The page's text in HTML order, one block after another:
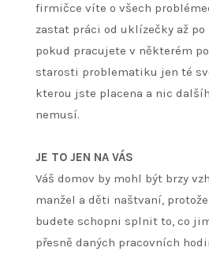
firmičce víte o všech
zastat práci od uklízečky až
pokud pracujete v některém
starosti problematiku jen té
kterou jste placena a nic
nemusí.
JE TO JEN NA VÁS
Váš domov by mohl být brzy
manžel a děti naštvaní,
budete schopni splnit to, co
přesně daných pracovních